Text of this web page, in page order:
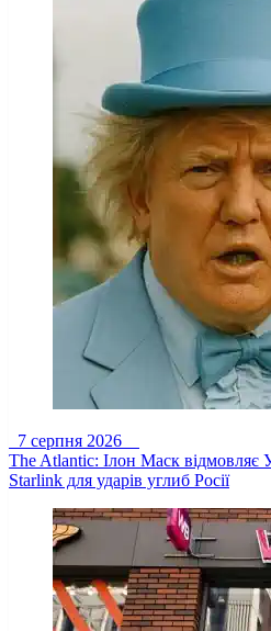
7 серпня 2026
The Atlantic: Ілон Маск відмовляє
Starlink для ударів углиб Росії